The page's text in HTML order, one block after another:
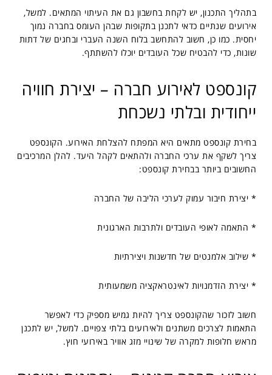
בתהליך התכנון, יש לקחת בחשבון גם את העיתוי המתאים. למשל,
אירועים שנתיים כדאי לתכנן בתקופות שבהן העומס בחברה נמוך
יחסית. כמו כן, חשוב להתחשב בלוח השנה העברי ובחגים של דתות
שונות, כדי להבטיח שכל העובדים יוכלו להשתתף.
קונספט לאירוע חברה – יצירת חוויה
ייחודית ובלתי נשכחת
בחירת קונספט מתאים היא המפתח להצלחת האירוע. הקונספט
צריך לשקף את ערכי החברה ולהתאים לקהל היעד. להלן המרכיבים
החשובים ביותר בבחירת קונספט:
* יצירת חיבור עמוק לערכי הליבה של החברה
* התאמה לאופי העובדים ולתרבות הארגונית
* שילוב אלמנטים של חדשנות ויצירתיות
* יצירת הזדמנויות לאינטראקציה משמעותית
חשוב לזכור שהקונספט צריך להיות גמיש מספיק כדי לאפשר
התאמות לצרכים משתנים ולאירועים בלתי צפויים. למשל, יש לתכנן
מראש חלופות למקרה של שינויי מזג אוויר באירועי חוץ.